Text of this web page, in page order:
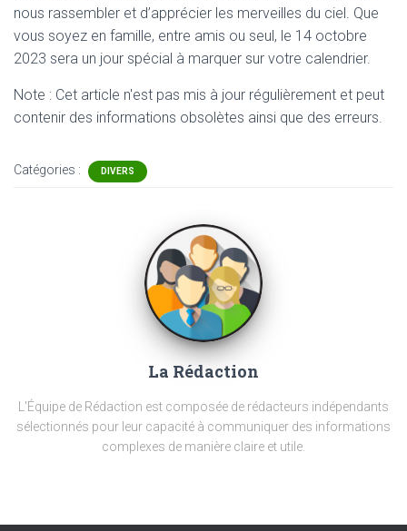
nous rassembler et d’apprécier les merveilles du ciel. Que
vous soyez en famille, entre amis ou seul, le 14 octobre
2023 sera un jour spécial à marquer sur votre calendrier.
Note : Cet article n'est pas mis à jour régulièrement et peut
contenir des informations obsolètes ainsi que des erreurs.
Catégories : DIVERS
La Rédaction
L'Équipe de Rédaction est composée de rédacteurs indépendants
sélectionnés pour leur capacité à communiquer des informations
complexes de manière claire et utile.